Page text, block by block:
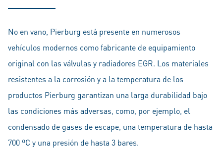
No en vano, Pierburg está presente en numerosos
vehículos modernos como fabricante de equipamiento
original con las válvulas y radiadores EGR. Los materiales
resistentes a la corrosión y a la temperatura de los
productos Pierburg garantizan una larga durabilidad bajo
las condiciones más adversas, como, por ejemplo, el
condensado de gases de escape, una temperatura de hasta
700 ºC y una presión de hasta 3 bares.